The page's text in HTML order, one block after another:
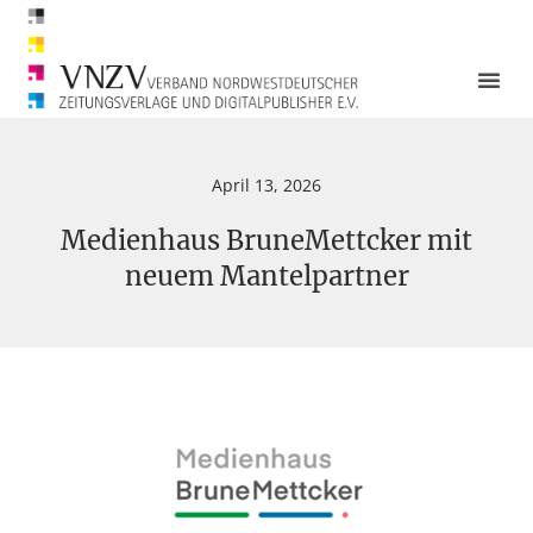
April 13, 2026
Medienhaus BruneMettcker mit
neuem Mantelpartner